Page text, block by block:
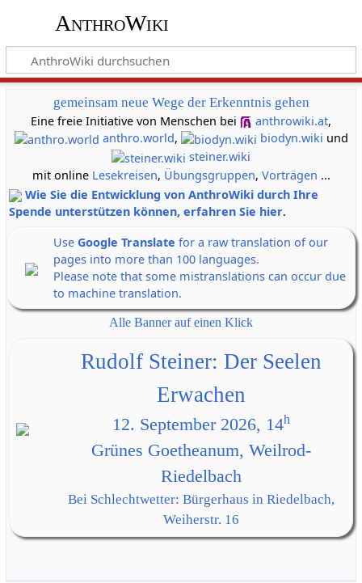
AnthroWiki
gemeinsam neue Wege der Erkenntnis gehen
Eine freie Initiative von Menschen bei
anthrowiki.at,
anthro.world, biodyn.wiki und
steiner.wiki
mit online Lesekreisen, Übungsgruppen, Vorträgen ...
Wie Sie die Entwicklung von AnthroWiki durch Ihre
Spende unterstützen können, erfahren Sie hier.
Use Google Translate for a raw translation of our
pages into more than 100 languages.
Please note that some mistranslations can occur due
to machine translation.
Alle Banner auf einen Klick
Rudolf Steiner: Der Seelen
Erwachen
12. September 2026, 14h
Grünes Goetheanum, Weilrod-
Riedelbach
Bei Schlechtwetter: Bürgerhaus in Riedelbach,
Weiherstr. 16